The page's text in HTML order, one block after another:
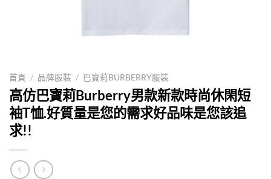
首頁 / 品牌服裝 / 巴寶莉BURBERRY服裝
高仿巴寶莉Burberry男款新款時尚休閑短
袖T恤.好質量是您的需求好品味是您該追
求!!